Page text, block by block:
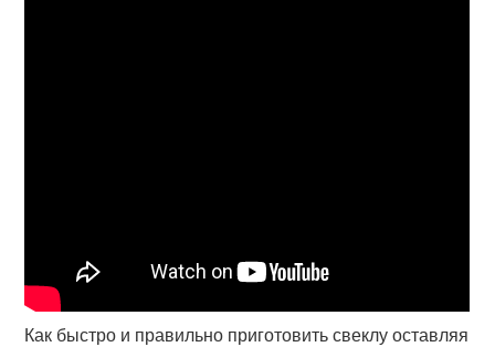
Как быстро и правильно приготовить свеклу оставляя